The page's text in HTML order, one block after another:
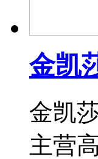
金凯
金凯
主营